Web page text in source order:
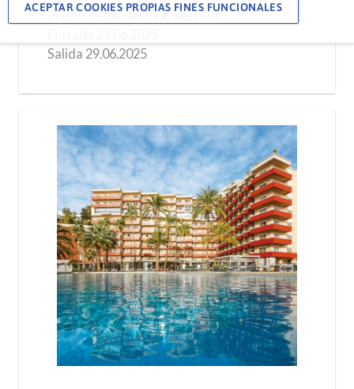
ACEPTAR COOKIES PROPIAS FINES FUNCIONALES
Precio desde 160,00€/persona
Salida 29.06.2025